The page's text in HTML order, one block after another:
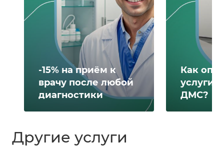
-15% на приём к
врачу после любой
диагностики
Как
услуги
ДМС?
Другие услуги